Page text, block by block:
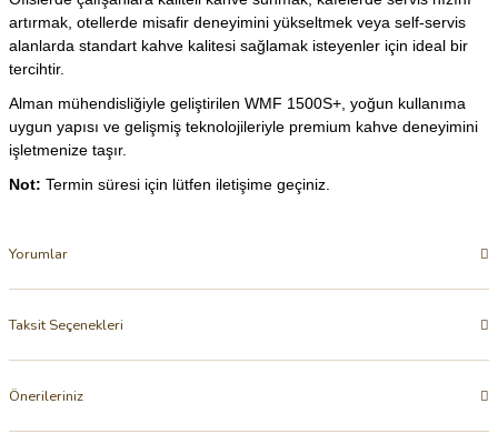
artırmak, otellerde misafir deneyimini yükseltmek veya self-servis
alanlarda standart kahve kalitesi sağlamak isteyenler için ideal bir
tercihtir.
Alman mühendisliğiyle geliştirilen WMF 1500S+, yoğun kullanıma
uygun yapısı ve gelişmiş teknolojileriyle premium kahve deneyimini
işletmenize taşır.
Not: Termin süresi için lütfen iletişime geçiniz.
Yorumlar
Taksit Seçenekleri
Önerileriniz